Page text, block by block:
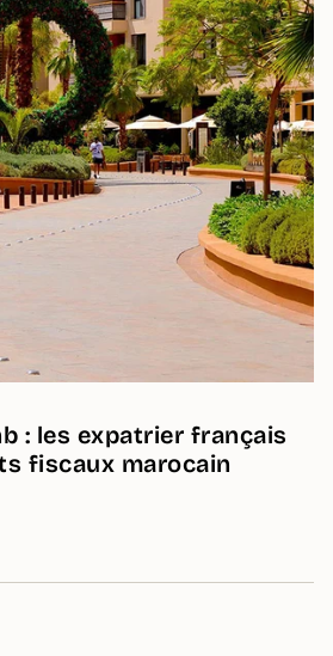
: les expatrier français
fiscaux marocain